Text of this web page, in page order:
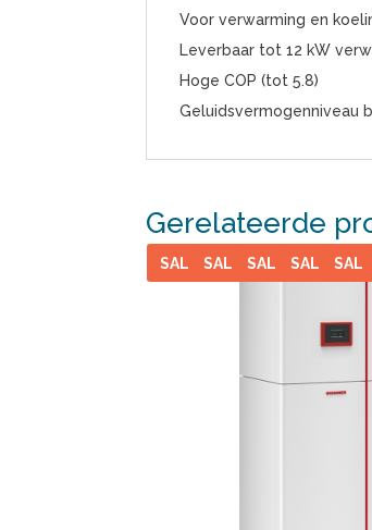
Voor verwarming en
Leverbaar tot 12 kW
Hoge COP (tot 5.8)
Geluidsvermogenniveau
Gerelateerde
SALE SALE SALE SALE SALE